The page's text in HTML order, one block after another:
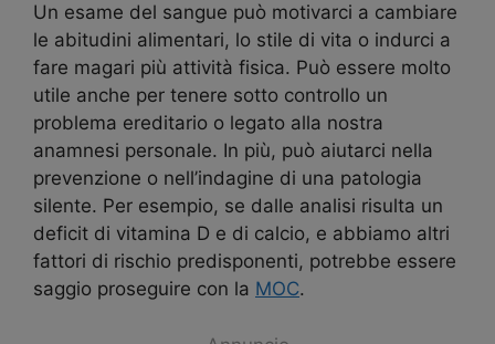
Un esame del sangue può motivarci a cambiare
le abitudini alimentari, lo stile di vita o indurci a
fare magari più attività fisica. Può essere molto
utile anche per tenere sotto controllo un
problema ereditario o legato alla nostra
anamnesi personale. In più, può aiutarci nella
prevenzione o nell’indagine di una patologia
silente. Per esempio, se dalle analisi risulta un
deficit di vitamina D e di calcio, e abbiamo altri
fattori di rischio predisponenti, potrebbe essere
saggio proseguire con la MOC.